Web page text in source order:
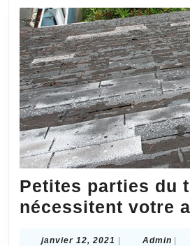
Petites parties du
nécessitent votre
janvier 12, 2021 janvier
| Admin |